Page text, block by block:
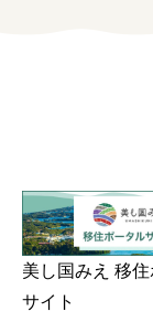
美し国みえ 移
サイト